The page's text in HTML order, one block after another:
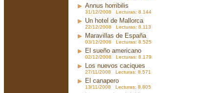
Annus horribilis
31/12/2008 Lecturas: 8.144
Un hotel de Mallorca
22/12/2008 Lecturas: 8.113
Maravillas de España
03/12/2008 Lecturas: 8.525
El sueño americano
02/12/2008 Lecturas: 8.179
Los nuevos caciques
27/11/2008 Lecturas: 8.571
El canapero
13/11/2008 Lecturas: 8.805